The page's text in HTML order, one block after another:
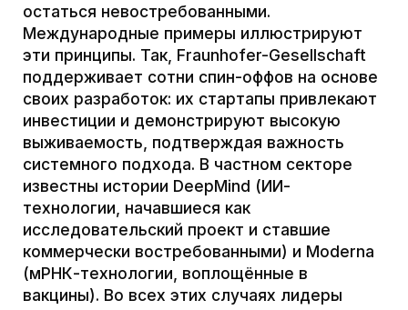
Dutch story of wooden house
The film is about a small village of carvers on the north
of Viborg. There are great set design scenes and the
film is full of delightful applied art objects.
02.10.2021